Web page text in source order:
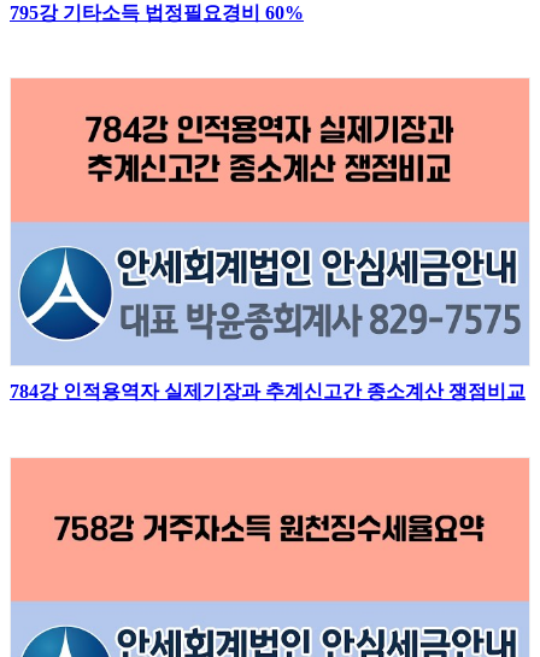
795강 기타소득 법정필요경비 60%
784강 인적용역자 실제기장과 추계신고간 종소계산 쟁점비교